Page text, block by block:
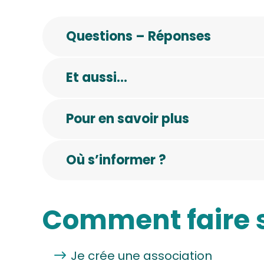
Questions – Réponses
Et aussi…
Pour en savoir plus
Où s’informer ?
Comment faire
Je crée une association